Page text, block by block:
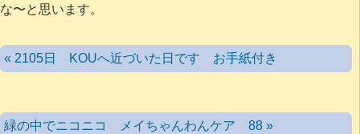
な〜と思います。
« 2105日 KOUへ近づいた日です お手紙付き
緑の中でニコニコ メイちゃんわんケア 88 »